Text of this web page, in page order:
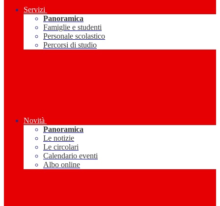
Servizi
Panoramica
Famiglie e studenti
Personale scolastico
Percorsi di studio
Novità
Panoramica
Le notizie
Le circolari
Calendario eventi
Albo online